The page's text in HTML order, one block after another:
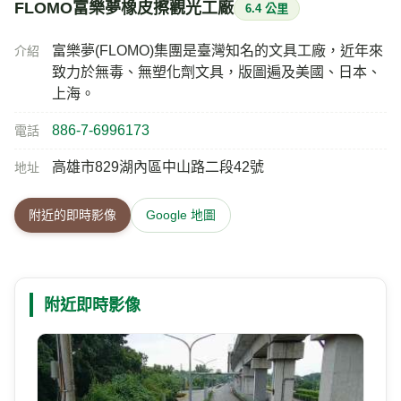
FLOMO富樂夢橡皮擦觀光工廠 6.4 公里
介紹
富樂夢(FLOMO)集團是臺灣知名的文具工廠，近年來
致力於無毒、無塑化劑文具，版圖遍及美國、日本、
上海。
電話 886-7-6996173
地址 高雄市829湖內區中山路二段42號
附近的即時影像 Google 地圖
附近即時影像